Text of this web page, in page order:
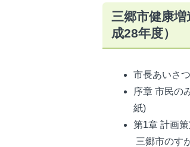
三郷市健康
成28年度）
市長あいさつ
序章 市民の
紙)
第1章 計画
三郷市のす